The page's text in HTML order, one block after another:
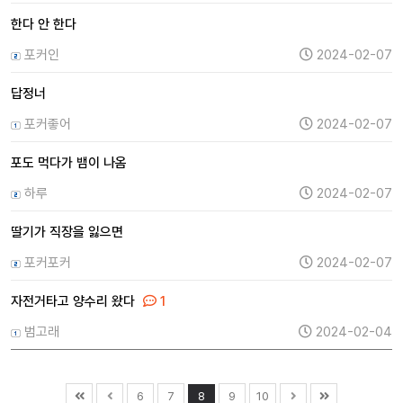
한다 안 한다
포커인
2024-02-07
답정너
포커좋어
2024-02-07
포도 먹다가 뱀이 나옴
하루
2024-02-07
딸기가 직장을 잃으면
포커포커
2024-02-07
자전거타고 양수리 왔다
1
범고래
2024-02-04
6 7 8 9 10